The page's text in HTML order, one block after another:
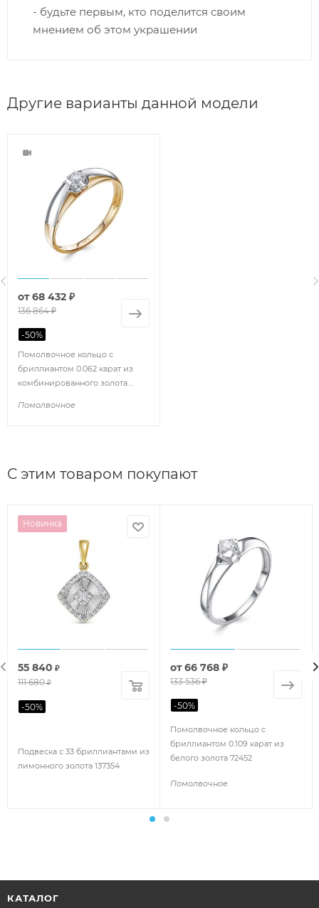
- будьте первым, кто поделится своим
мнением об этом украшении
Другие варианты данной модели
Помолвочное кольцо с
бриллиантом 0.062 карат из
комбинированного золота
Помолвочное
от68 432 ₽
136 864 ₽
-50%
С этим товаром покупают
Новинка
Подвеска с 33 бриллиантами из
лимонного золота 137354
55 840 ₽
111 680₽
-50%
Помолвочное кольцо с
бриллиантом 0.109 карат из
белого золота 72452
Помолвочное
от66 768 ₽
133 536 ₽
-50%
КАТАЛОГ